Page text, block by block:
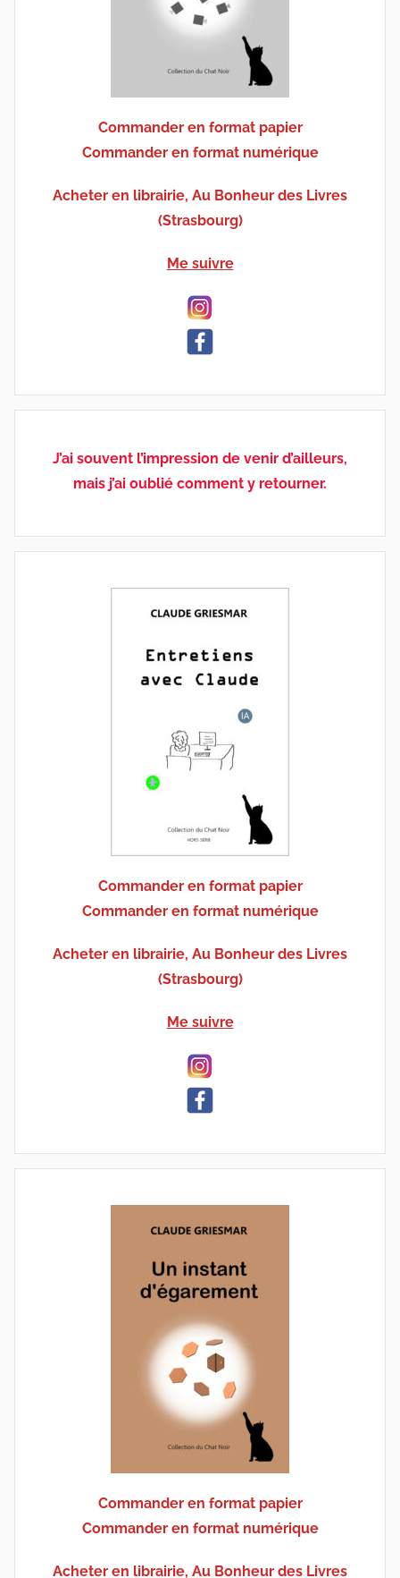
Commander en format papier
Commander en format numérique
Acheter en librairie, Au Bonheur des Livres
(Strasbourg)
Me suivre
J’ai souvent l’impression de venir d’ailleurs,
mais j’ai oublié comment y retourner.
Commander en format papier
Commander en format numérique
Acheter en librairie, Au Bonheur des Livres
(Strasbourg)
Me suivre
Commander en format papier
Commander en format numérique
Acheter en librairie, Au Bonheur des Livres